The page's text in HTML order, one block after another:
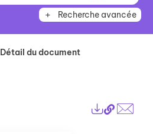
Recherche avancée
Détail du document
Lien